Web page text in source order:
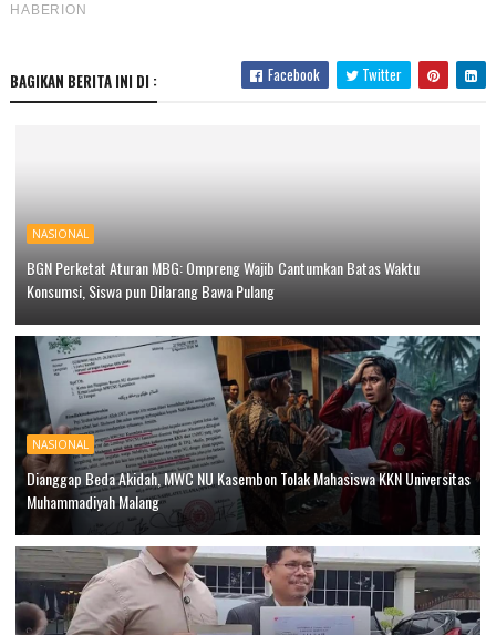
BAGIKAN BERITA INI DI : Facebook Twitter
NASIONAL
BGN Perketat Aturan MBG: Ompreng Wajib Cantumkan Batas Waktu
Konsumsi, Siswa pun Dilarang Bawa Pulang
NASIONAL
Dianggap Beda Akidah, MWC NU Kasembon Tolak Mahasiswa KKN Universitas
Muhammadiyah Malang